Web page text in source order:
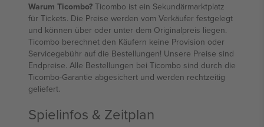
Warum Ticombo? Ticombo ist ein Sekundärmarktplatz
für Tickets. Die Preise werden vom Verkäufer festgelegt
und können über oder unter dem Originalpreis liegen.
Ticombo berechnet den Käufern keine Provision oder
Servicegebühr auf die Bestellungen! Unsere Preise sind
Endpreise. Alle Bestellungen bei Ticombo sind durch die
Ticombo-Garantie abgesichert und werden rechtzeitig
geliefert.
Spielinfos & Zeitplan